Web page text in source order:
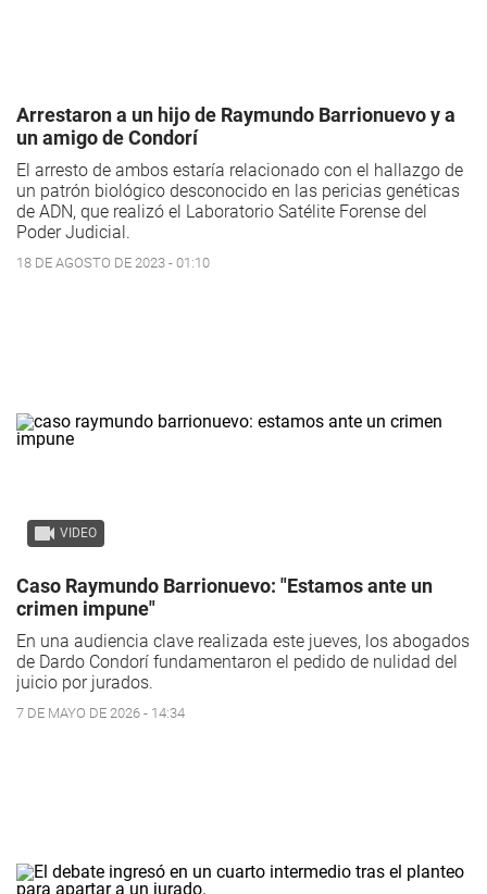
Arrestaron a un hijo de Raymundo Barrionuevo y a
un amigo de Condorí
El arresto de ambos estaría relacionado con el hallazgo de
un patrón biológico desconocido en las pericias genéticas
de ADN, que realizó el Laboratorio Satélite Forense del
Poder Judicial.
18 DE AGOSTO DE 2023 - 01:10
VIDEO
Caso Raymundo Barrionuevo: "Estamos ante un
crimen impune"
En una audiencia clave realizada este jueves, los abogados
de Dardo Condorí fundamentaron el pedido de nulidad del
juicio por jurados.
7 DE MAYO DE 2026 - 14:34